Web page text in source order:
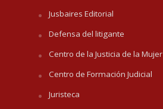
Jusbaires Editorial
Defensa del litigante
Centro de la Justicia de la Mujer
Centro de Formación Judicial
Juristeca